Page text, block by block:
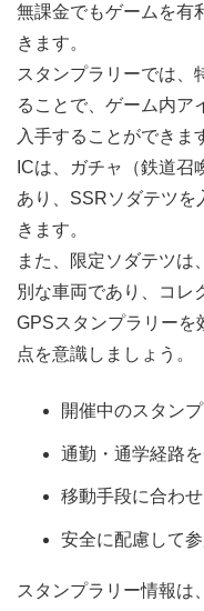
無課金でもゲームを有
きます。
スタンプラリーでは、
ることで、ゲーム内ア
入手することができま
ICは、ガチャ（鉄道召
あり、SSRソダテツを
きます。
また、限定ソダテツは
別な車両であり、コレ
GPSスタンプラリーを
点を意識しましょう。
開催中のスタン
通勤・通学経路
移動手段に合わ
安全に配慮して
スタンプラリー情報は